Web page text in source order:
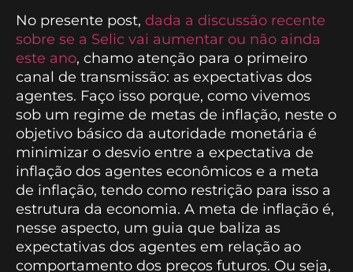
No presente post, dada a discussão recente
sobre se a Selic vai aumentar ou não ainda
este ano, chamo atenção para o primeiro
canal de transmissão: as expectativas dos
agentes. Faço isso porque, como vivemos
sob um regime de metas de inflação, neste o
objetivo básico da autoridade monetária é
minimizar o desvio entre a expectativa de
inflação dos agentes econômicos e a meta
de inflação, tendo como restrição para isso a
estrutura da economia. A meta de inflação é,
nesse aspecto, um guia que baliza as
expectativas dos agentes em relação ao
comportamento dos preços futuros. Ou seja,